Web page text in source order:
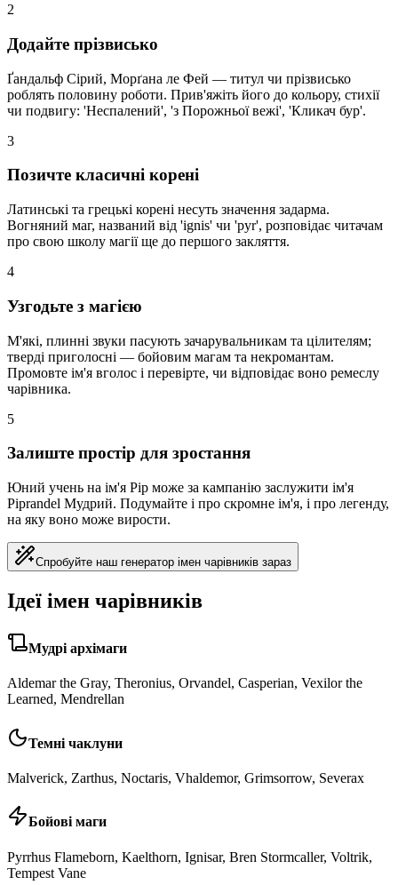
2
Додайте прізвисько
Ґандальф Сірий, Морґана ле Фей — титул чи прізвисько
роблять половину роботи. Прив'яжіть його до кольору, стихії
чи подвигу: 'Неспалений', 'з Порожньої вежі', 'Кликач бур'.
3
Позичте класичні корені
Латинські та грецькі корені несуть значення задарма.
Вогняний маг, названий від 'ignis' чи 'pyr', розповідає читачам
про свою школу магії ще до першого закляття.
4
Узгодьте з магією
М'які, плинні звуки пасують зачарувальникам та цілителям;
тверді приголосні — бойовим магам та некромантам.
Промовте ім'я вголос і перевірте, чи відповідає воно ремеслу
чарівника.
5
Залиште простір для зростання
Юний учень на ім'я Pip може за кампанію заслужити ім'я
Piprandel Мудрий. Подумайте і про скромне ім'я, і про легенду,
на яку воно може вирости.
Спробуйте наш генератор імен чарівників зараз
Ідеї імен чарівників
Мудрі архімаги
Aldemar the Gray, Theronius, Orvandel, Casperian, Vexilor the
Learned, Mendrellan
Темні чаклуни
Malverick, Zarthus, Noctaris, Vhaldemor, Grimsorrow, Severax
Бойові маги
Pyrrhus Flameborn, Kaelthorn, Ignisar, Bren Stormcaller, Voltrik,
Tempest Vane